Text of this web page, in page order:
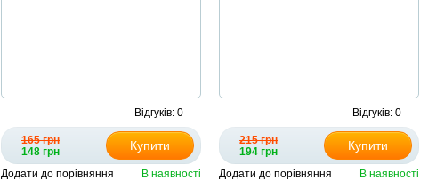
Відгуків: 0
165 грн
148 грн
Купити
Додати до порівняння В наявності
Відгуків: 0
215 грн
194 грн
Купити
Додати до порівняння В наявності